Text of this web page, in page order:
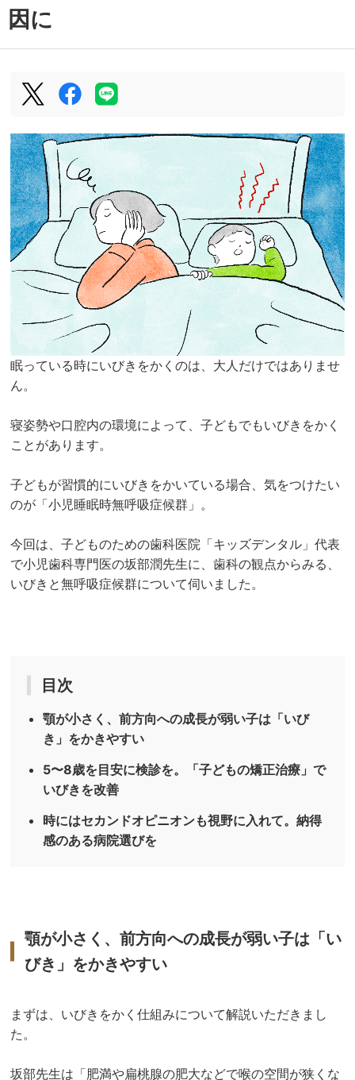
因に
眠っている時にいびきをかくのは、大人だけではありませ
ん。
寝姿勢や口腔内の環境によって、子どもでもいびきをかく
ことがあります。
子どもが習慣的にいびきをかいている場合、気をつけたい
のが「小児睡眠時無呼吸症候群」。
今回は、子どものための歯科医院「キッズデンタル」代表
で小児歯科専門医の坂部潤先生に、歯科の観点からみる、
いびきと無呼吸症候群について伺いました。
目次
顎が小さく、前方向への成長が弱い子は「いび
き」をかきやすい
5〜8歳を目安に検診を。「子どもの矯正治療」で
いびきを改善
時にはセカンドオピニオンも視野に入れて。納得
感のある病院選びを
顎が小さく、前方向への成長が弱い子は「い
びき」をかきやすい
まずは、いびきをかく仕組みについて解説いただきまし
た。
坂部先生は「肥満や扁桃腺の肥大などで喉の空間が狭くな